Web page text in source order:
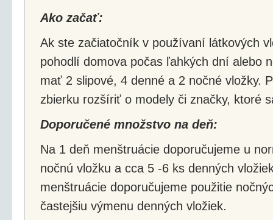
Ako začať:
Ak ste začiatočník v používaní látkových
pohodlí domova počas ľahkých dní alebo
mať 2 slipové, 4 denné a 2 nočné vložky.
zbierku rozšíriť o modely či značky, ktoré
Doporučené množstvo na deň:
Na 1 deň menštruácie doporučujeme u
nočnú vložku a cca 5 -6 ks denných
menštruácie doporučujeme použitie
častejšiu výmenu denných vložiek.